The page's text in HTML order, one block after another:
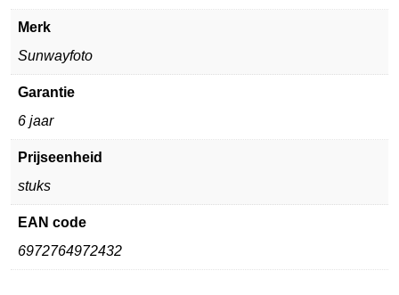
Merk
Sunwayfoto
Garantie
6 jaar
Prijseenheid
stuks
EAN code
6972764972432